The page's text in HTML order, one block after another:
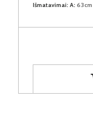
Išmatavimai: A: 63cm